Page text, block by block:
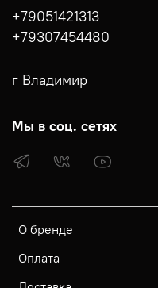
О бренде
Оплата
+79051421313
+79307454480
г Владимир
Мы в соц. сетях